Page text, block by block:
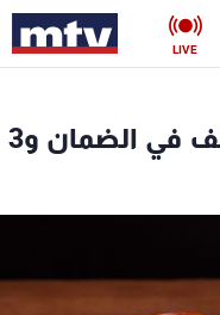
LIVE
مذكرات توقيف بحق موظف في الضمان و3